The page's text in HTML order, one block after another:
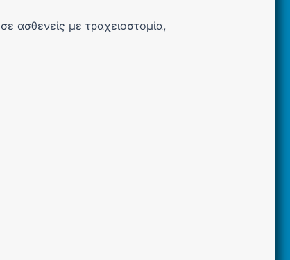
σε ασθενείς με τραχειοστομία,